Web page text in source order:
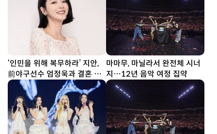
‘인민을 위해 복무하라’ 지안,
前야구선수 엄정욱과 결혼 발
표
마마무, 마닐라서 완전체 시너
지…12년 음악 여정 집약